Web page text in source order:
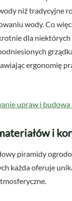
niż tradycyjne
wody. Co
dla niektórych
ergonomię
upraw i budowa
i
piramidy
każda oferuje